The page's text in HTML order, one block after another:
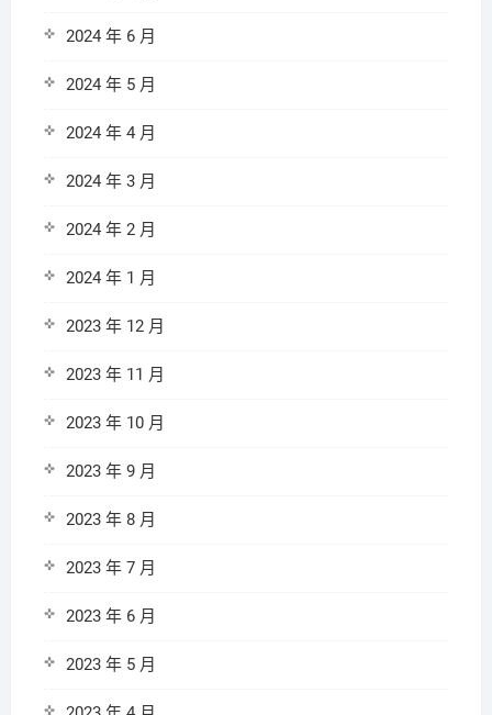
2024 年 6 月
2024 年 5 月
2024 年 4 月
2024 年 3 月
2024 年 2 月
2024 年 1 月
2023 年 12 月
2023 年 11 月
2023 年 10 月
2023 年 9 月
2023 年 8 月
2023 年 7 月
2023 年 6 月
2023 年 5 月